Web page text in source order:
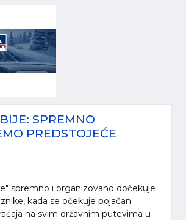
SPREMNO
PREDSTOJEĆE
spremno i organizovano dočekuje
kada se očekuje pojačan
na svim državnim putevima u